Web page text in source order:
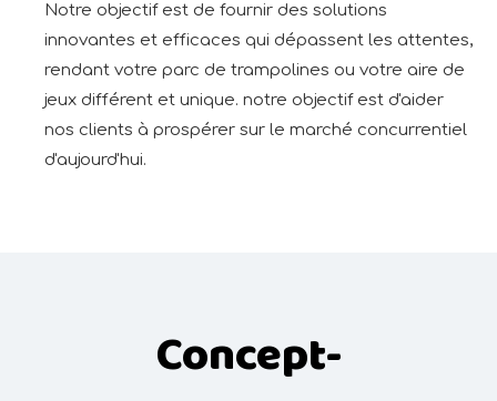
Notre objectif est de fournir des solutions
innovantes et efficaces qui dépassent les attentes,
rendant votre parc de trampolines ou votre aire de
jeux différent et unique. notre objectif est d'aider
nos clients à prospérer sur le marché concurrentiel
d'aujourd'hui.
Concept-